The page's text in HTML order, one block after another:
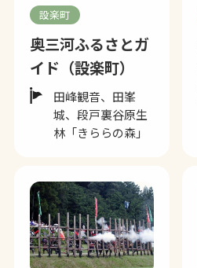
設楽町
奥三河ふるさとガ
イド（設楽町）
田峰観音、田峯
城、段戸裏谷原生
林「きららの森」